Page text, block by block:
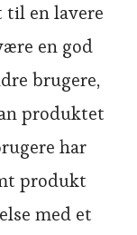
en lavere
en god
brugere,
produktet
har
produkt
med et